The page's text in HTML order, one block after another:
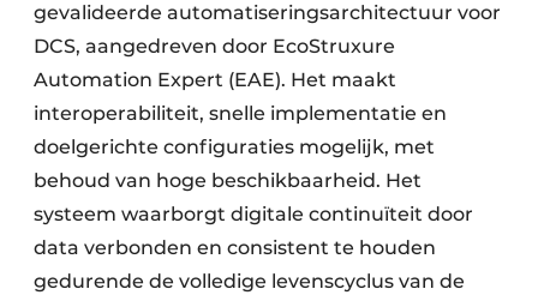
gevalideerde automatiseringsarchitectuur voor
DCS, aangedreven door EcoStruxure
Automation Expert (EAE). Het maakt
interoperabiliteit, snelle implementatie en
doelgerichte configuraties mogelijk, met
behoud van hoge beschikbaarheid. Het
systeem waarborgt digitale continuïteit door
data verbonden en consistent te houden
gedurende de volledige levenscyclus van de